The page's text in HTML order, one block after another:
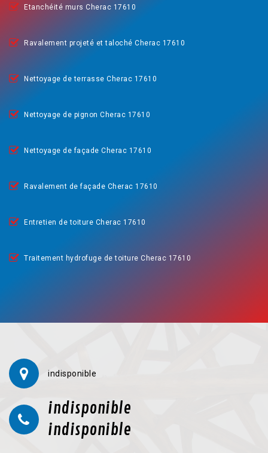
Etanchéité murs Cherac 17610
Ravalement projeté et taloché Cherac 17610
Nettoyage de terrasse Cherac 17610
Nettoyage de pignon Cherac 17610
Nettoyage de façade Cherac 17610
Ravalement de façade Cherac 17610
Entretien de toiture Cherac 17610
Traitement hydrofuge de toiture Cherac 17610
indisponible
indisponible
indisponible